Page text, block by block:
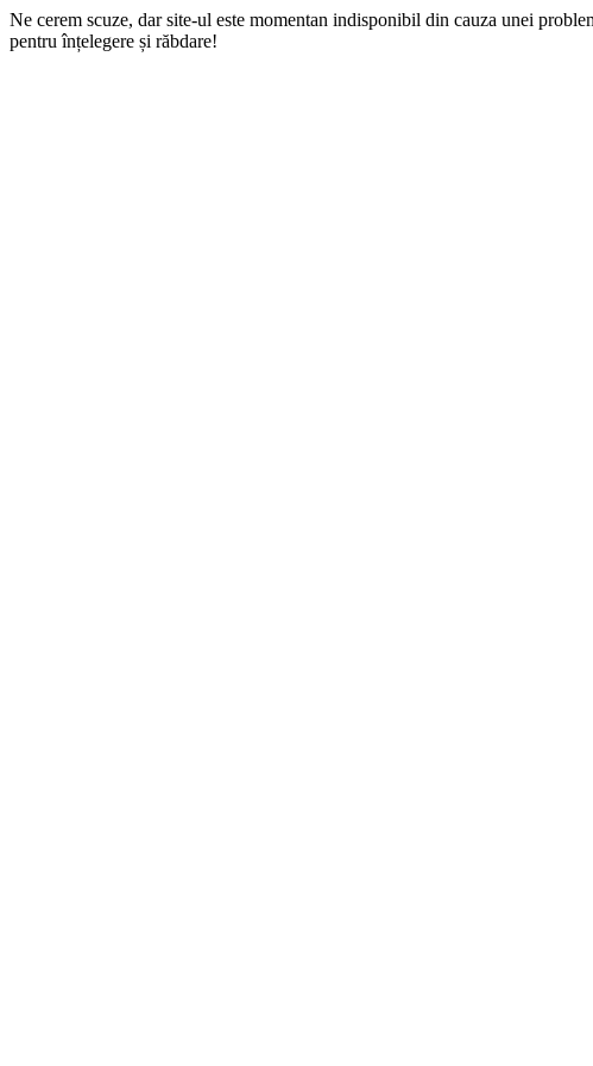
Ne cerem scuze, dar site-ul este momentan indisponibil din cauza unei
pentru înțelegere și răbdare!